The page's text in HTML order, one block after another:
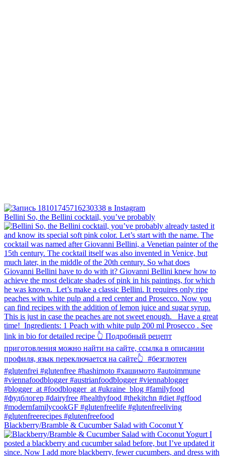
Bellini⁠ So, the Bellini cocktail, you’ve probably
Blackberry/Bramble & Cucumber Salad with Coconut Y